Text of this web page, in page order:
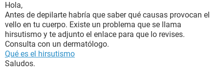
Hola,
Antes de depilarte habría que saber qué causas provocan el
vello en tu cuerpo. Existe un problema que se llama
hirsutismo y te adjunto el enlace para que lo revises.
Consulta con un dermatólogo.
Qué es el hirsutismo
Saludos.